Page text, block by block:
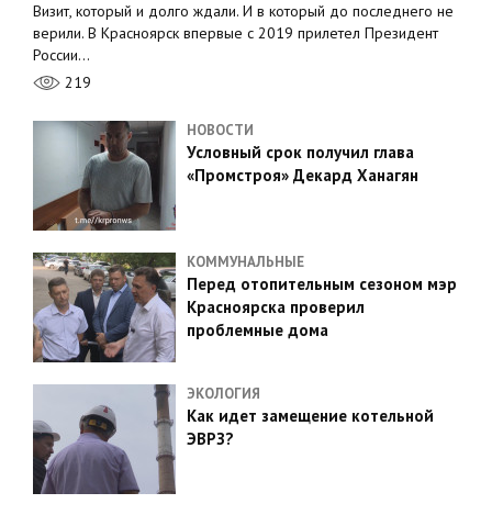
Визит, который и долго ждали. И в который до последнего не
верили. В Красноярск впервые с 2019 прилетел Президент
России…
219
НОВОСТИ
Условный срок получил глава
«Промстроя» Декард Ханагян
КОММУНАЛЬНЫЕ
Перед отопительным сезоном мэр
Красноярска проверил
проблемные дома
ЭКОЛОГИЯ
Как идет замещение котельной
ЭВРЗ?